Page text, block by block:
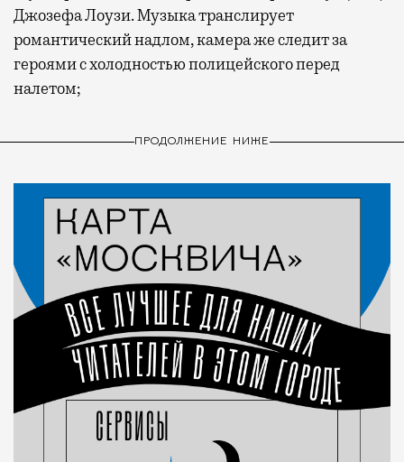
Джозефа Лоузи. Музыка транслирует
романтический надлом, камера же следит за
героями с холодностью полицейского перед
налетом;
ПРОДОЛЖЕНИЕ НИЖЕ